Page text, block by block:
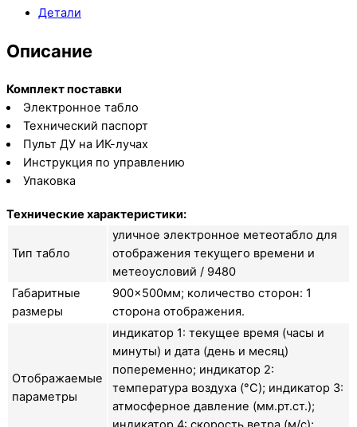
Детали
Описание
Комплект поставки
Электронное табло
Технический паспорт
Пульт ДУ на ИК-лучах
Инструкция по управлению
Упаковка
Технические характеристики:
Тип табло
уличное электронное метеотабло для
отображения текущего времени и
метеоусловий / 9480
Габаритные
размеры
900×500мм; количество сторон: 1
сторона отображения.
Отображаемые
параметры
индикатор 1: текущее время (часы и
минуты) и дата (день и месяц)
попеременно; индикатор 2:
температура воздуха (°C); индикатор 3:
атмосферное давление (мм.рт.ст.);